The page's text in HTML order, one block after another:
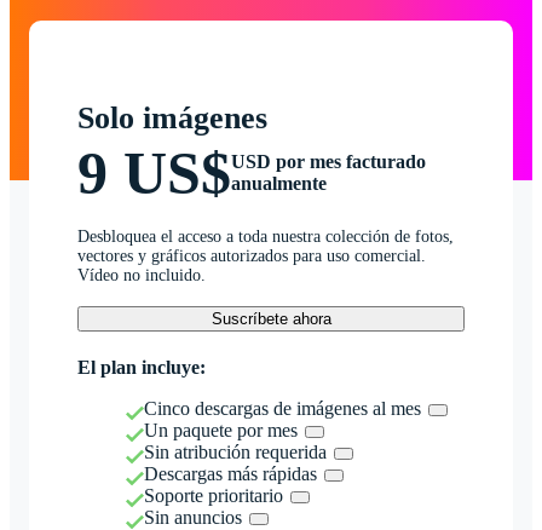
Solo imágenes
9 US$USD por mes facturado
anualmente
Desbloquea el acceso a toda nuestra colección de fotos,
vectores y gráficos autorizados para uso comercial.
Vídeo no incluido.
Suscríbete ahora
El plan incluye:
Cinco descargas de imágenes al mes
Un paquete por mes
Sin atribución requerida
Descargas más rápidas
Soporte prioritario
Sin anuncios